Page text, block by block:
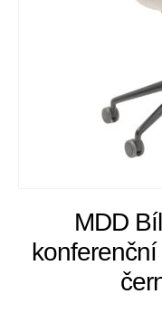
MDD
konferenční